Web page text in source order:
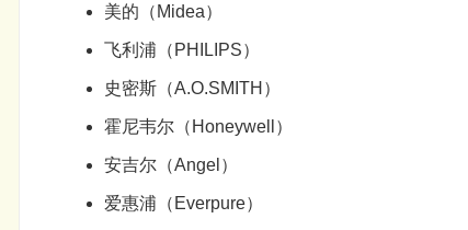
美的（Midea）
飞利浦（PHILIPS）
史密斯（A.O.SMITH）
霍尼韦尔（Honeywell）
安吉尔（Angel）
爱惠浦（Everpure）